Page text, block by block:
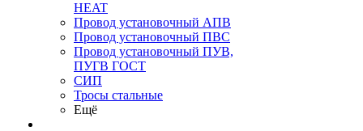
HEAT
Провод установочный АПВ
Провод установочный ПВС
Провод установочный ПУВ,
ПУГВ ГОСТ
СИП
Тросы стальные
Ещё